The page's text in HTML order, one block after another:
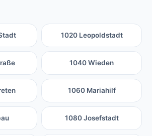
1020 Leopoldstadt
1040 Wieden
1060 Mariahilf
1080 Josefstadt